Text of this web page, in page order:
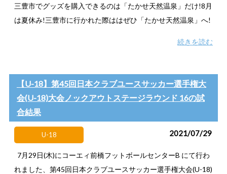
三豊市でグッズを購入できるのは「たかせ天然温泉」だけ!8月
は夏休み!三豊市に行かれた際ははぜひ「たかせ天然温泉」へ!
続きを読む
【U-18】第45回日本クラブユースサッカー選手権大
会(U-18)大会ノックアウトステージラウンド 16の試
合結果
U-18 2021/07/29
7月29日(木)にコーエィ前橋フットボールセンターB にて行わ
れました、第45回日本クラブユースサッカー選手権大会(U-18)